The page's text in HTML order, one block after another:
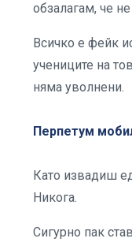
обзалагам, че
Всичко е фейк
учениците на
няма уволнени.
Перпетум
Като извадиш
Никога.
Сигурно пак